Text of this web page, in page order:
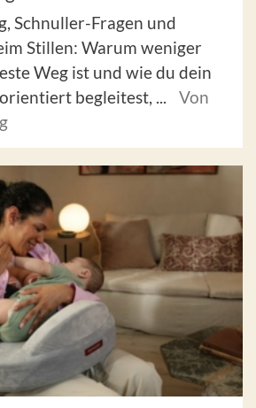
Schnuller-Fragen und
Stillen: Warum weniger
Weg ist und wie du dein
begleitest, ...
Von